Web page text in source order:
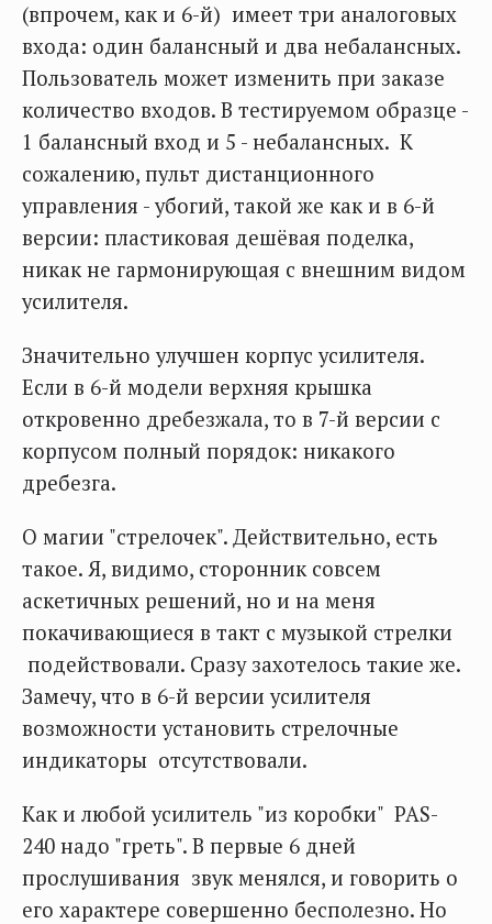
(впрочем, как и 6-й) имеет три аналоговых
входа: один балансный и два небалансных.
Пользователь может изменить при заказе
количество входов. В тестируемом образце -
1 балансный вход и 5 - небалансных. К
сожалению, пульт дистанционного
управления - убогий, такой же как и в 6-й
версии: пластиковая дешёвая поделка,
никак не гармонирующая с внешним видом
усилителя.
Значительно улучшен корпус усилителя.
Если в 6-й модели верхняя крышка
откровенно дребезжала, то в 7-й версии с
корпусом полный порядок: никакого
дребезга.
О магии "стрелочек". Действительно, есть
такое. Я, видимо, сторонник совсем
аскетичных решений, но и на меня
покачивающиеся в такт с музыкой стрелки
подействовали. Сразу захотелось такие же.
Замечу, что в 6-й версии усилителя
возможности установить стрелочные
индикаторы отсутствовали.
Как и любой усилитель "из коробки" PAS-
240 надо "греть". В первые 6 дней
прослушивания звук менялся, и говорить о
его характере совершенно бесполезно. Но